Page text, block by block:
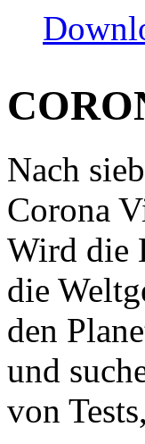
Nach
Corona
Wird die
die
den
und
von